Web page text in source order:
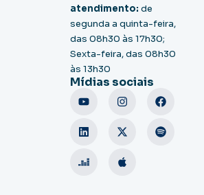
atendimento: de
segunda a quinta-feira,
das 08h30 às 17h30;
Sexta-feira, das 08h30
às 13h30
Mídias sociais